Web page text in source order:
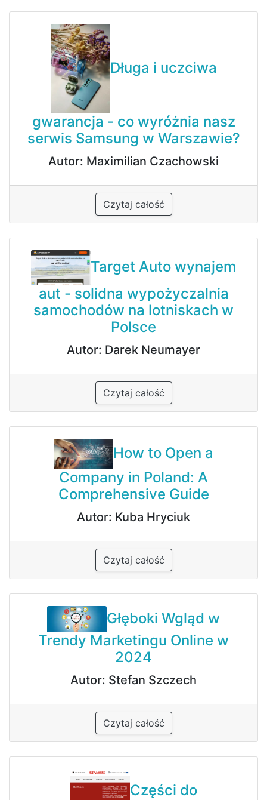
Długa i uczciwa
gwarancja - co wyróżnia nasz
serwis Samsung w Warszawie?
Autor: Maximilian Czachowski
Czytaj całość
Target Auto wynajem
aut - solidna wypożyczalnia
samochodów na lotniskach w
Polsce
Autor: Darek Neumayer
Czytaj całość
How to Open a
Company in Poland: A
Comprehensive Guide
Autor: Kuba Hryciuk
Czytaj całość
Głęboki Wgląd w
Trendy Marketingu Online w
2024
Autor: Stefan Szczech
Czytaj całość
Części do